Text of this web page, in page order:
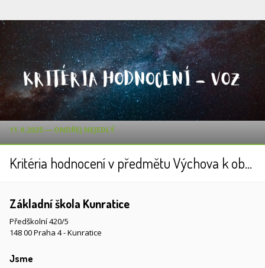
11.9.2025 ― ONDŘEJ NEJEDLÝ
Kritéria hodnocení v předmětu Výchova k občanství a zdraví - 7 ročník
Základní škola Kunratice
Předškolní 420/5
148 00 Praha 4 - Kunratice
Jsme